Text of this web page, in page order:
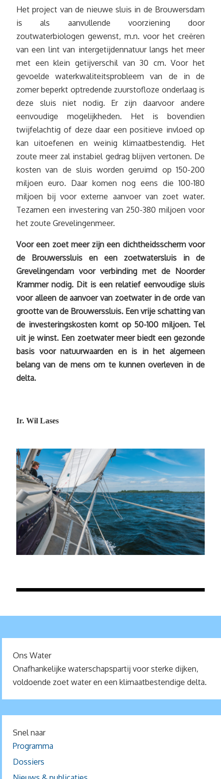
Het project van de nieuwe sluis in de Brouwersdam
is als aanvullende voorziening door
zoutwaterbiologen gewenst, m.n. voor het creëren
van een lint van intergetijdennatuur langs het meer
met een klein getijverschil van 30 cm. Voor het
gevoelde waterkwaliteitsprobleem van de in de
zomer beperkt optredende zuurstofloze onderlaag is
deze sluis niet nodig. Er zijn daarvoor andere
eenvoudige mogelijkheden. Het is bovendien
twijfelachtig of deze daar een positieve invloed op
kan uitoefenen en weinig klimaatbestendig. Het
zoute meer zal instabiel gedrag blijven vertonen. De
kosten van de sluis worden geruimd op 150-200
miljoen euro. Daar komen nog eens die 100-180
miljoen bij voor externe aanvoer van zoet water.
Tezamen een investering van 250-380 miljoen voor
het zoute Grevelingenmeer.
Voor een zoet meer zijn een dichtheidsscherm voor
de Brouwerssluis en een zoetwatersluis in de
Grevelingendam voor verbinding met de Noorder
Krammer nodig. Dit is een relatief eenvoudige sluis
voor alleen de aanvoer van zoetwater in de orde van
grootte van de Brouwerssluis. Een vrije schatting van
de investeringskosten komt op 50-100 miljoen. Tel
uit je winst. Een zoetwater meer biedt een gezonde
basis voor natuurwaarden en is in het algemeen
belang van de mens om te kunnen overleven in de
delta.
Ir. Wil Lases
Ons Water
Onafhankelijke waterschapspartij voor sterke dijken,
voldoende zoet water en een klimaatbestendige delta.
Snel naar
Programma
Dossiers